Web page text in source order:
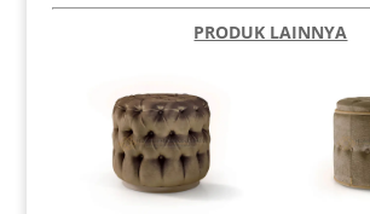
PRODUK LAINNYA